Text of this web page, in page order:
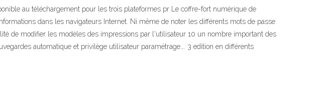
au téléchargement pour les trois plateformes pr Le coffre-fort numérique de
dans les navigateurs Internet. Ni même de noter les différents mots de passe
de modifier les modèles des impressions par l'utilisateur 10 un nombre important des
automatique et privilège utilisateur paramétrage…. 3 edition en différents